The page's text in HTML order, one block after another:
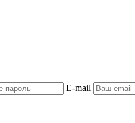
E-mail